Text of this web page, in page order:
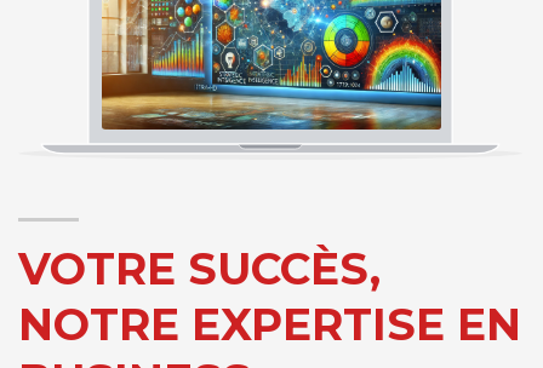
VOTRE SUCCÈS,
NOTRE EXPERTISE EN